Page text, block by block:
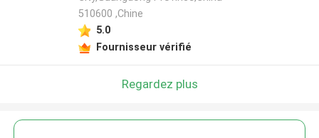
510600 ,Chine
5.0
Fournisseur vérifié
Regardez plus